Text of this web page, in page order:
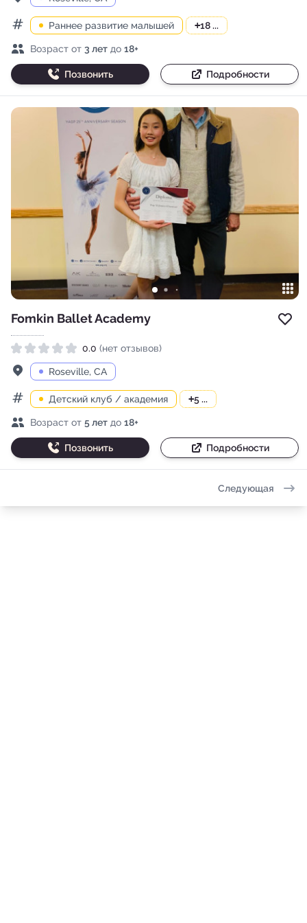
КатегорииРаннее развитие малышей +18 ...
Возраст детей
Возраст от 3 лет до 18+
Позвонить Подробности
Fomkin Ballet Academy
0.0 (нет отзывов)
Адрес
Roseville, CA
КатегорииДетский клуб / академия +5 ...
Возраст детей
Возраст от 5 лет до 18+
Позвонить Подробности
Следующая